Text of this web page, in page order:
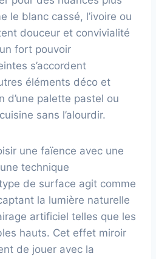
le blanc cassé, l’ivoire ou
douceur et convivialité
fort pouvoir
s’accordent
éléments déco et
d’une palette pastel ou
sans l’alourdir.
une faïence avec une
technique
de surface agit comme
la lumière naturelle
artificiel telles que les
hauts. Cet effet miroir
de jouer avec la